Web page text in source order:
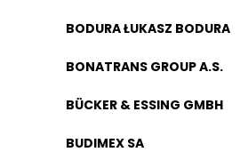
BODURA ŁUKASZ BODURA
BONATRANS GROUP A.S.
BÜCKER & ESSING GMBH
BUDIMEX SA